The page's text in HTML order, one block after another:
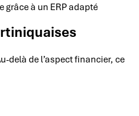
à un ERP adapté
delà de l’aspect financier, ce